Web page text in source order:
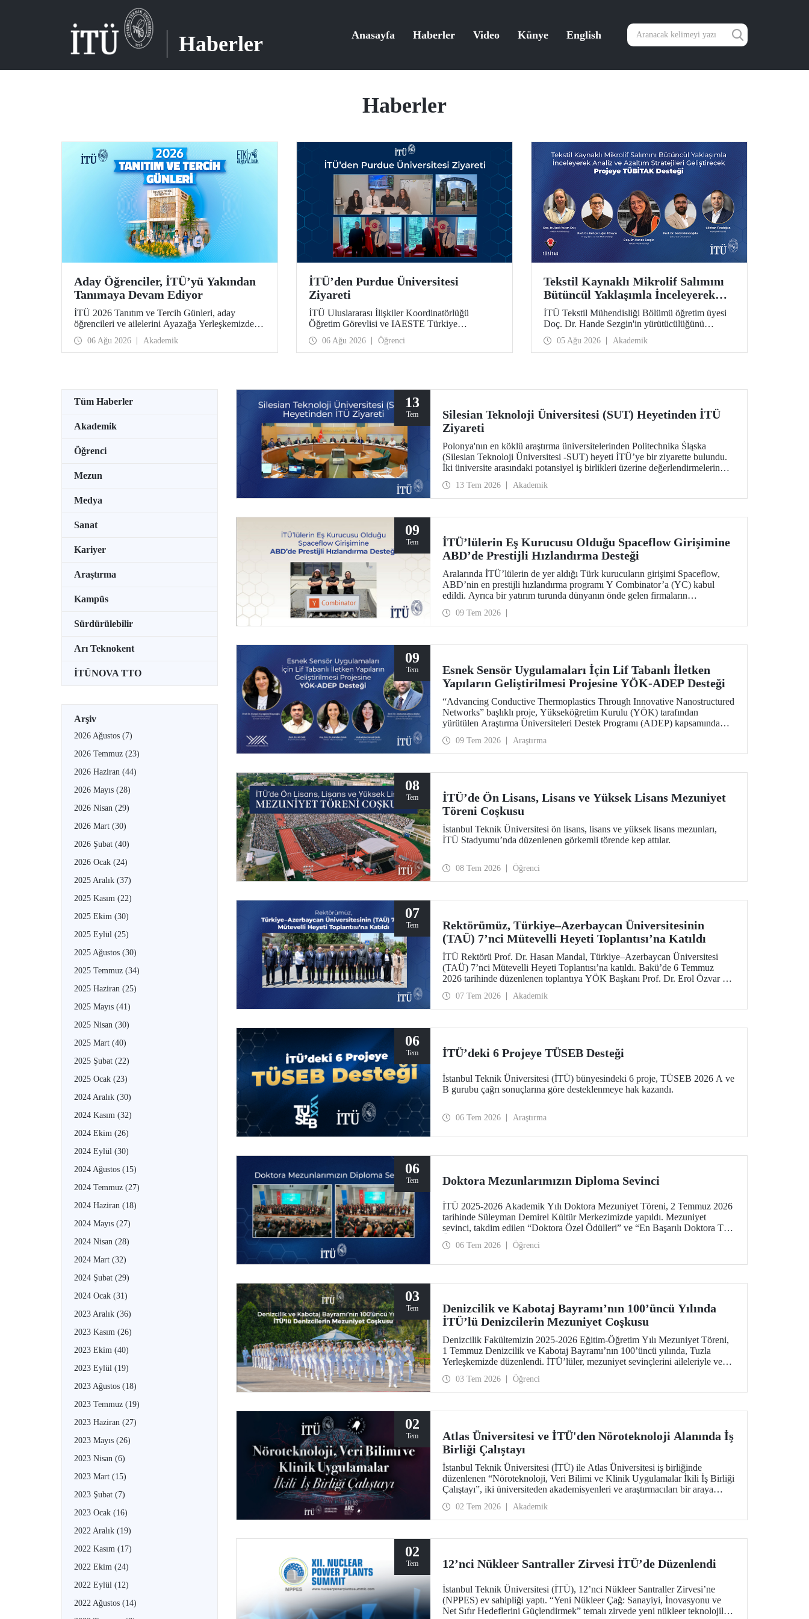
Haberler Anasayfa Haberler Video Künye English
Haberler
Aday Öğrenciler, İTÜ’yü Yakından
Tanımaya Devam Ediyor
İTÜ 2026 Tanıtım ve Tercih Günleri, aday
öğrencileri ve ailelerini Ayazağa Yerleşkemizde
ağırlamaya devam ediyor. Tanıtım ve Tercih
Günleri 7 Ağustos’ta tamamlanacak, ilgili fakülte
ve birimler adaylara bilgi vermeye devam edecek.
06 Ağu 2026 Akademik
İTÜ’den Purdue Üniversitesi
Ziyareti
İTÜ Uluslararası İlişkiler Koordinatörlüğü
Öğretim Görevlisi ve IAESTE Türkiye
Sorumlusu Cahit Okan, akademik ilişkileri ve iş
birliğini geliştirmek amacıyla 20-27 Temmuz
tarihlerinde ABD’de dünyanın önde gelen
06 Ağu 2026 Öğrenci
Tekstil Kaynaklı Mikrolif Salımını
Bütüncül Yaklaşımla İnceleyerek
Analiz ve Azaltım Stratejileri
Geliştirecek Projeye TÜBİTAK
Desteği
İTÜ Tekstil Mühendisliği Bölümü öğretim üyesi
Doç. Dr. Hande Sezgin'in yürütücülüğünü
üstlendiği “Sürdürülebilir Pamuk ve Polyester
Esaslı Tekstil Ürünlerinde Kullanım Koşullarına
Bağlı Mikrolif Salımı: Aşınma, UV Maruziyeti ve
proje, TÜBİTAK 2515 – COST Aksiyon Üyeleri
desteklenmeye hak kazandı.
05 Ağu 2026 Akademik
Tüm Haberler
Akademik
Öğrenci
Mezun
Medya
Sanat
Kariyer
Araştırma
Kampüs
Sürdürülebilir
Arı Teknokent
İTÜNOVA TTO
Arşiv
2026 Ağustos (7)
2026 Temmuz (23)
2026 Haziran (44)
2026 Mayıs (28)
2026 Nisan (29)
2026 Mart (30)
2026 Şubat (40)
2026 Ocak (24)
2025 Aralık (37)
2025 Kasım (22)
2025 Ekim (30)
2025 Eylül (25)
2025 Ağustos (30)
2025 Temmuz (34)
2025 Haziran (25)
2025 Mayıs (41)
2025 Nisan (30)
2025 Mart (40)
2025 Şubat (22)
2025 Ocak (23)
2024 Aralık (30)
2024 Kasım (32)
2024 Ekim (26)
2024 Eylül (30)
2024 Ağustos (15)
2024 Temmuz (27)
2024 Haziran (18)
2024 Mayıs (27)
2024 Nisan (28)
2024 Mart (32)
2024 Şubat (29)
2024 Ocak (31)
2023 Aralık (36)
2023 Kasım (26)
2023 Ekim (40)
2023 Eylül (19)
2023 Ağustos (18)
2023 Temmuz (19)
2023 Haziran (27)
2023 Mayıs (26)
2023 Nisan (6)
2023 Mart (15)
2023 Şubat (7)
2023 Ocak (16)
2022 Aralık (19)
2022 Kasım (17)
2022 Ekim (24)
2022 Eylül (12)
2022 Ağustos (14)
13
Tem
Silesian Teknoloji Üniversitesi (SUT) Heyetinden İTÜ
Ziyareti
Polonya'nın en köklü araştırma üniversitelerinden Politechnika Śląska
(Silesian Teknoloji Üniversitesi -SUT) heyeti İTÜ’ye bir ziyarette bulundu.
İki üniversite arasındaki potansiyel iş birlikleri üzerine değerlendirmelerin
araştırma merkezi kurulması gündem başlıkları arasında yer aldı.
13 Tem 2026 Akademik
09
Tem
İTÜ’lülerin Eş Kurucusu Olduğu Spaceflow Girişimine
ABD’de Prestijli Hızlandırma Desteği
Aralarında İTÜ’lülerin de yer aldığı Türk kurucuların girişimi Spaceflow,
ABD’nin en prestijli hızlandırma programı Y Combinator’a (YC) kabul
edildi. Ayrıca bir yatırım turunda dünyanın önde gelen firmaların
09 Tem 2026
09
Tem
Esnek Sensör Uygulamaları İçin Lif Tabanlı İletken
Yapıların Geliştirilmesi Projesine YÖK-ADEP Desteği
“Advancing Conductive Thermoplastics Through Innovative Nanostructured
Networks” başlıklı proje, Yükseköğretim Kurulu (YÖK) tarafından
yürütülen Araştırma Üniversiteleri Destek Programı (ADEP) kapsamında
Mühendisliği Bölümü öğretim üyesi Prof. Dr. Burçak Karagüzel Kayaoğlu
ile Metalurji ve Malzeme Mühendisliği Bölümü öğretim üyesi Prof. Dr.
09 Tem 2026 Araştırma
08
Tem
İTÜ’de Ön Lisans, Lisans ve Yüksek Lisans Mezuniyet
Töreni Coşkusu
İstanbul Teknik Üniversitesi ön lisans, lisans ve yüksek lisans mezunları,
İTÜ Stadyumu’nda düzenlenen görkemli törende kep attılar.
08 Tem 2026 Öğrenci
07
Tem
Rektörümüz, Türkiye–Azerbaycan Üniversitesinin
(TAÜ) 7’nci Mütevelli Heyeti Toplantısı’na Katıldı
İTÜ Rektörü Prof. Dr. Hasan Mandal, Türkiye–Azerbaycan Üniversitesi
(TAÜ) 7’nci Mütevelli Heyeti Toplantısı’na katıldı. Bakü’de 6 Temmuz
2026 tarihinde düzenlenen toplantıya YÖK Başkanı Prof. Dr. Erol Özvar ve
07 Tem 2026 Akademik
06
Tem İTÜ’deki 6 Projeye TÜSEB Desteği
İstanbul Teknik Üniversitesi (İTÜ) bünyesindeki 6 proje, TÜSEB 2026 A ve
B gurubu çağrı sonuçlarına göre desteklenmeye hak kazandı.
06 Tem 2026 Araştırma
06
Tem Doktora Mezunlarımızın Diploma Sevinci
İTÜ 2025-2026 Akademik Yılı Doktora Mezuniyet Töreni, 2 Temmuz 2026
tarihinde Süleyman Demirel Kültür Merkezimizde yapıldı. Mezuniyet
sevinci, takdim edilen “Doktora Özel Ödülleri” ve “En Başarılı Doktora Tez
Ödülleri” ile taçlandı.
06 Tem 2026 Öğrenci
03
Tem
Denizcilik ve Kabotaj Bayramı’nın 100’üncü Yılında
İTÜ’lü Denizcilerin Mezuniyet Coşkusu
Denizcilik Fakültemizin 2025-2026 Eğitim-Öğretim Yılı Mezuniyet Töreni,
1 Temmuz Denizcilik ve Kabotaj Bayramı’nın 100’üncü yılında, Tuzla
Yerleşkemizde düzenlendi. İTÜ’lüler, mezuniyet sevinçlerini aileleriyle ve
hocalarıyla paylaştılar. Denizcilik alanındaki kamu, sivil toplum ve sektör
temsilcileri İTÜ ailesinin mezuniyet gururuna tanıklık etti.
03 Tem 2026 Öğrenci
02
Tem
Atlas Üniversitesi ve İTÜ'den Nöroteknoloji Alanında İş
Birliği Çalıştayı
İstanbul Teknik Üniversitesi (İTÜ) ile Atlas Üniversitesi iş birliğinde
düzenlenen “Nöroteknoloji, Veri Bilimi ve Klinik Uygulamalar İkili İş Birliği
Çalıştayı”, iki üniversiteden akademisyenleri ve araştırmacıları bir araya
02 Tem 2026 Akademik
02
Tem 12’nci Nükleer Santraller Zirvesi İTÜ’de Düzenlendi
İstanbul Teknik Üniversitesi (İTÜ), 12’nci Nükleer Santraller Zirvesi’ne
(NPPES) ev sahipliği yaptı. “Yeni Nükleer Çağ: Sanayiyi, İnovasyonu ve
Net Sıfır Hedeflerini Güçlendirmek” temalı zirvede yeni nükleer teknolojiler